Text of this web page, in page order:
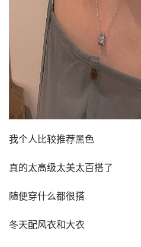
我个人比较推荐黑色
真的太高级太美太百搭了
随便穿什么都很搭
冬天配风衣和大衣